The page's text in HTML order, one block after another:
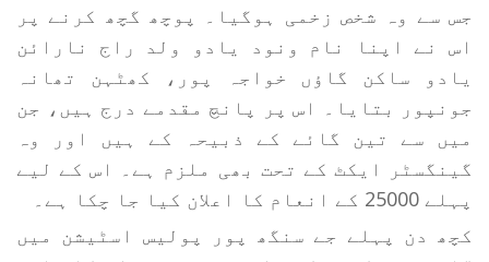
جس سے وہ شخص زخمی ہوگیا۔ پوچھ گچھ کرنے پر
اس نے اپنا نام ونود یادو ولد راج نارائن
یادو ساکن گاﺅں خواجہ پور، کھٹہن تھانہ
جونپور بتایا۔ اس پر پانچ مقدمے درج ہیں، جن
میں سے تین گائے کے ذبیحہ کے ہیں اور وہ
گینگسٹر ایکٹ کے تحت بھی ملزم ہے۔ اس کے لیے
پہلے 25000 کے انعام کا اعلان کیا جا چکا ہے۔
کچھ دن پہلے جے سنگھ پور پولیس اسٹیشن میں